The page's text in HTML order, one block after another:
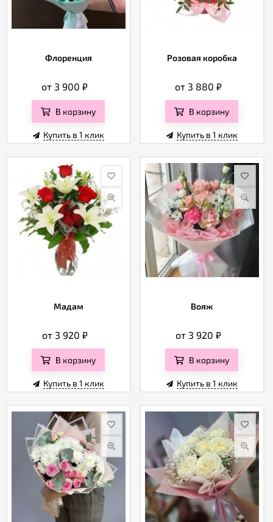
Флоренция
от 3 900₽
В корзину
Купить в 1 клик
Розовая коробка
от 3 880 ₽
В корзину
Купить в 1 клик
Мадам
от 3 920 ₽
В корзину
Купить в 1 клик
Вояж
от 3 920 ₽
В корзину
Купить в 1 клик